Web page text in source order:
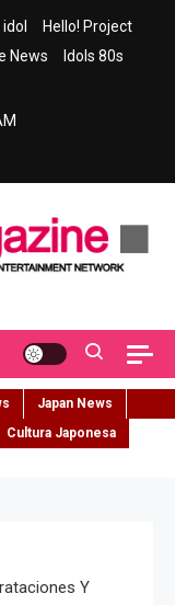
Hello! Project
News
Idols 80s
Japan News
Cultura Japonesa
Y